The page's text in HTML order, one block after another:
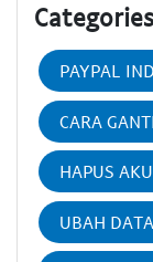
Categories
PAYPAL
CARA
HAPUS
UBAH